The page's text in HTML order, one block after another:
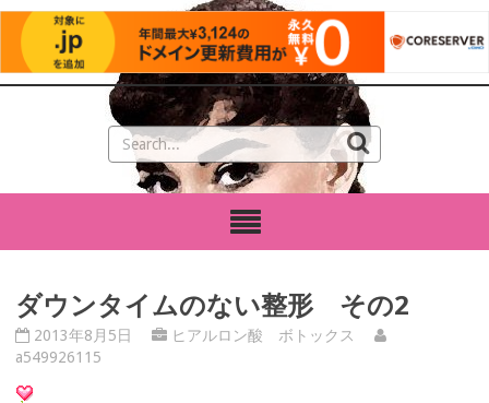
ダウンタイムのない整形 その2
2013年8月5日
ヒアルロン酸 ボトックス
a549926115